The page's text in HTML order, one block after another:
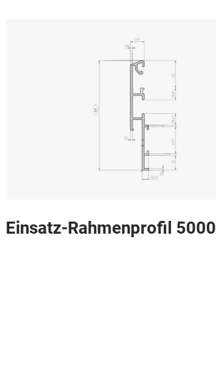
Einsatz-Rahmenprofil 5000